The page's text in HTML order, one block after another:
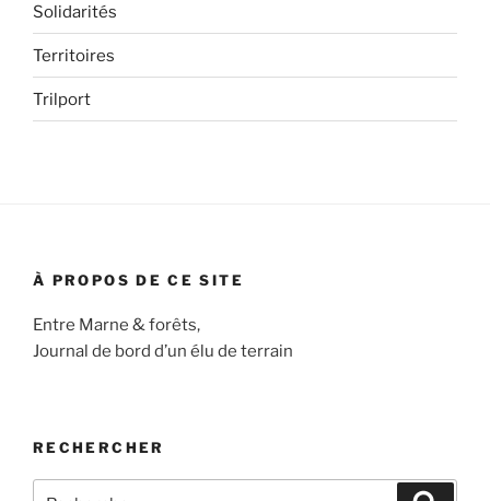
Solidarités
Territoires
Trilport
À PROPOS DE CE SITE
Entre Marne & forêts,
Journal de bord d’un élu de terrain
RECHERCHER